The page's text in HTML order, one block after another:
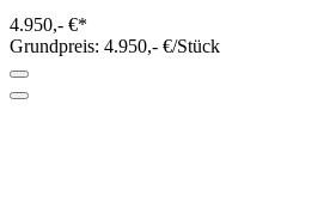
4.950,- €*
Grundpreis: 4.950,- €/Stück